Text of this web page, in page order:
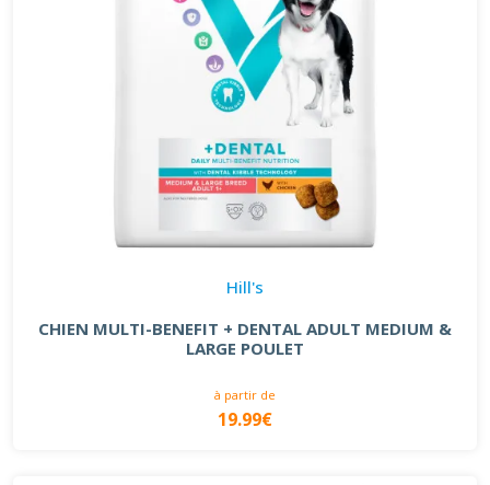
Hill's
CHIEN MULTI-BENEFIT + DENTAL ADULT MEDIUM &
LARGE POULET
à partir de
19.99€